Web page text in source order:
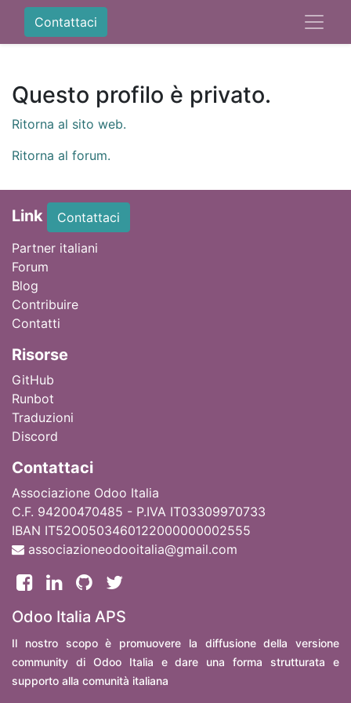
Contattaci
Questo profilo è privato.
Ritorna al sito web.
Ritorna al forum.
Link
Contattaci
Partner italiani
Forum
Blog
Contribuire
Contatti
Risorse
GitHub
Runbot
Traduzioni
Discord
Contattaci
Associazione Odoo Italia
C.F. 94200470485 - P.IVA IT03309970733
IBAN IT52O0503460122000000002555
associazioneodooitalia@gmail.com
Odoo Italia APS
Il nostro scopo è promuovere la diffusione della versione
community di Odoo Italia e dare una forma strutturata e
supporto alla comunità italiana